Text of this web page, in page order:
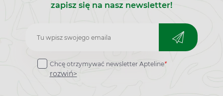
zapisz się na nasz newsletter!
Zapisz
do
newslettera
Chcę otrzymywać newsletter Apteline*
rozwiń>